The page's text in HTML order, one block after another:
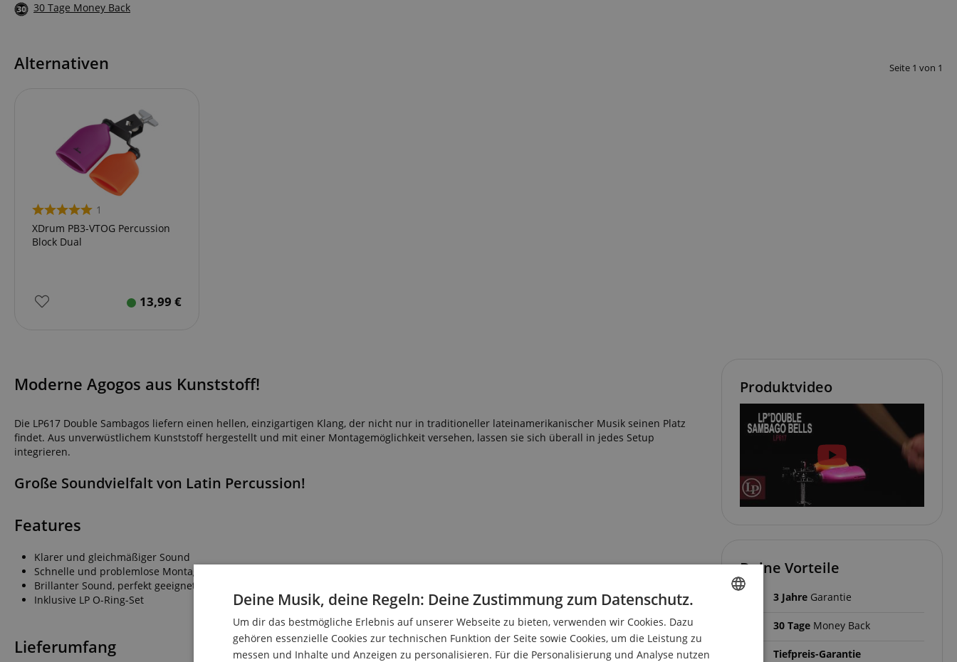
30 Tage Money Back
Alternativen Seite 1 von 1
1
XDrum PB3-VTOG Percussion
Block Dual
13,99 €
Moderne Agogos aus Kunststoff!
Die LP617 Double Sambagos liefern einen hellen, einzigartigen Klang, der nicht nur in traditioneller lateinamerikanischer Musik seinen Platz
findet. Aus unverwüstlichem Kunststoff hergestellt und mit einer Montagemöglichkeit versehen, lassen sie sich überall in jedes Setup
integrieren.
Große Soundvielfalt von Latin Percussion!
Features
Klarer und gleichmäßiger Sound
Schnelle und problemlose Montage an allen Befestigungsstangen mit einem Durchmesser von 3/8"
Brillanter Sound, perfekt geeignet sowohl für professionelle Perkussionisten als auch für Einsteiger
Inklusive LP O-Ring-Set
Lieferumfang
Produktvideo
Deine Vorteile
3 Jahre Garantie
30 Tage Money Back
Tiefpreis-Garantie
Deine Musik, deine Regeln: Deine Zustimmung zum Datenschutz.
Um dir das bestmögliche Erlebnis auf unserer Webseite zu bieten, verwenden wir Cookies. Dazu
gehören essenzielle Cookies zur technischen Funktion der Seite sowie Cookies, um die Leistung zu
messen und Inhalte und Anzeigen zu personalisieren. Für die Personalisierung und Analyse nutzen